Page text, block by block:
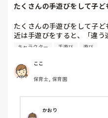
幼児に入った頃にはその差
ゃというジレンマを持つ子も
何を描こう、制作しよう、と
たくさんの手遊びをして子
たくさんの手遊びをして子
近は手遊びをすると、「違
「じゃあ、アンパンマンの
楽しいて遊びですがこんな経
こうなった時はどうするべき
キャラクター 手遊び 遊び
ここ
保育士, 保育園
かおり